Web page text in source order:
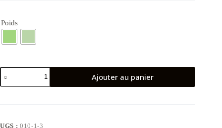
Poids
quantité
de
Laitue
Ajouter au panier
UGS : 010-1-3